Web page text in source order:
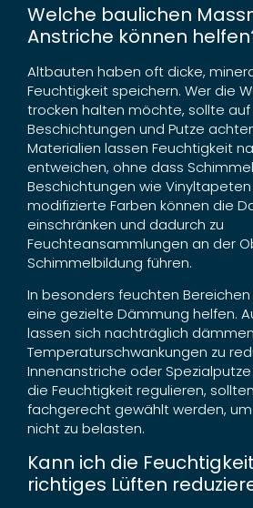
Welche baulichen
Anstriche können
Altbauten haben oft dicke,
Feuchtigkeit speichern. Wer die
trocken halten möchte, sollte
Beschichtungen und Putze
Materialien lassen Feuchtigkeit
entweichen, ohne dass
Beschichtungen wie
modifizierte Farben können die
einschränken und dadurch zu
Feuchteansammlungen an der
Schimmelbildung führen.
In besonders feuchten Bereichen
eine gezielte Dämmung helfen.
lassen sich nachträglich
Temperaturschwankungen zu
Innenanstriche oder
die Feuchtigkeit regulieren,
fachgerecht gewählt werden,
nicht zu belasten.
Kann ich die
richtiges Lüften